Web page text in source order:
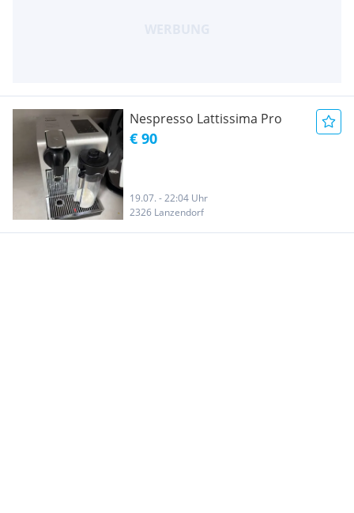
Nespresso Lattissima Pro
€ 90
19.07. - 22:04 Uhr
2326 Lanzendorf